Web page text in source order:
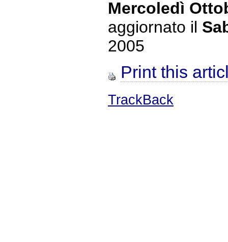
Mercoledì
aggiornato il
2005
Print this
TrackBack